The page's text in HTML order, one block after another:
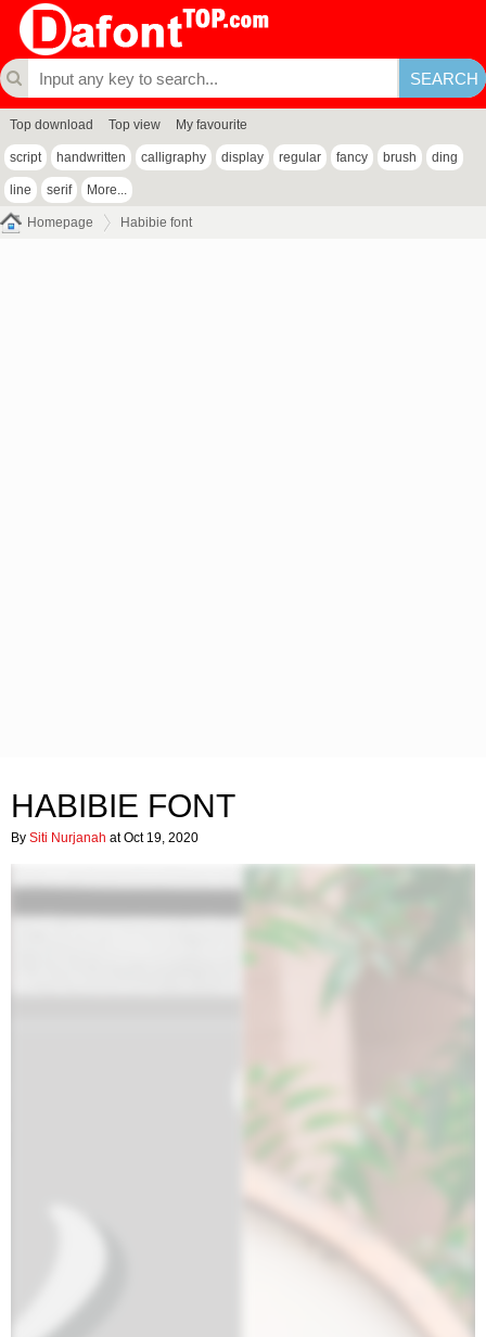
Top download Top view My favourite
script handwritten calligraphy display regular fancy brush ding
line serif More...
Homepage Habibie font
HABIBIE FONT
By Siti Nurjanah at Oct 19, 2020